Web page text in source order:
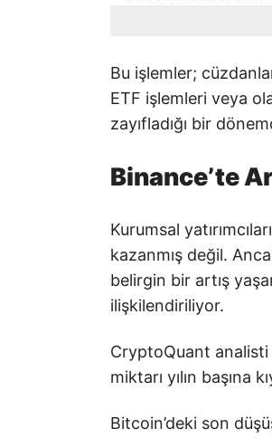
Bu işlemler;
ETF işlemleri veya
zayıfladığı bir
Binance’te
Kurumsal
kazanmış değil.
belirgin bir artış
ilişkilendiriliyor.
CryptoQuant analisti
miktarı yılın başına
Bitcoin’deki son